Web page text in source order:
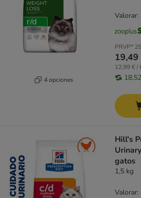
4 opciones
PRVP*
19,49
12,99 € /
Valorar:
Hill's
gatos
1,5 kg
Valorar: